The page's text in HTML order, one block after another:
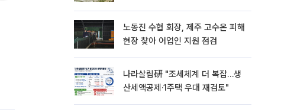
노동진 수협 회장, 제주 고수온 피해
현장 찾아 어업인 지원 점검
나라살림硏 "조세체계 더 복잡…생
산세액공제·1주택 우대 재검토"